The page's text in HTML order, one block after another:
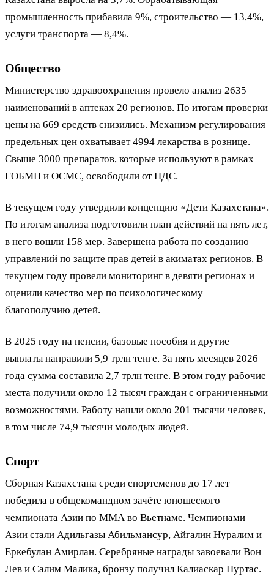
промышленность прибавила 9%, строительство — 13,4%,
услуги транспорта — 8,4%.
Общество
Министерство здравоохранения провело анализ 2635
наименований в аптеках 20 регионов. По итогам проверки
цены на 669 средств снизились. Механизм регулирования
предельных цен охватывает 4994 лекарства в рознице.
Свыше 3000 препаратов, которые используют в рамках
ГОБМП и ОСМС, освободили от НДС.
В текущем году утвердили концепцию «Дети Казахстана».
По итогам анализа подготовили план действий на пять лет,
в него вошли 158 мер. Завершена работа по созданию
управлений по защите прав детей в акиматах регионов. В
текущем году провели мониторинг в девяти регионах и
оценили качество мер по психологическому
благополучию детей.
В 2025 году на пенсии, базовые пособия и другие
выплаты направили 5,9 трлн тенге. За пять месяцев 2026
года сумма составила 2,7 трлн тенге. В этом году рабочие
места получили около 12 тысяч граждан с ограниченными
возможностями. Работу нашли около 201 тысячи человек,
в том числе 74,9 тысячи молодых людей.
Спорт
Сборная Казахстана среди спортсменов до 17 лет
победила в общекомандном зачёте юношеского
чемпионата Азии по ММА во Вьетнаме. Чемпионами
Азии стали Адильгазы Абильмансур, Айгалин Нуралим и
Еркебулан Амирлан. Серебряные награды завоевали Вон
Лев и Салим Малика, бронзу получил Калиаскар Нуртас.